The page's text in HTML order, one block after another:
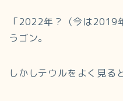
「2022年？（今は2019
うゴン。
しかしテウルをよく見る